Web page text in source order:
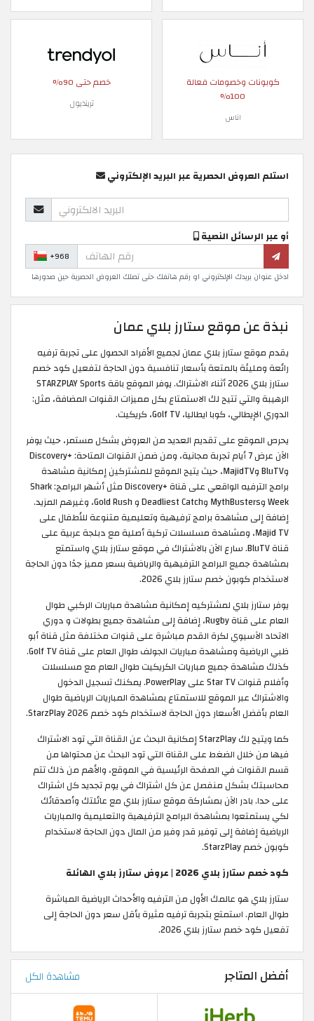
كوبونات وخصومات فعالة
100%
اناس
خصم حتى 90%
ترينديول
استلم العروض الحصرية عبر البريد الإلكتروني
أو عبر الرسائل النصية
+968
ادخل عنوان بريدك الإلكتروني او رقم هاتفك حتى تصلك العروض الحصرية حين صدورها
نبذة عن موقع ستارز بلاي عمان
يقدم موقع ستارز بلاي عمان لجميع الأفراد الحصول على تجربة ترفيه
رائعة ومليئة بالمتعة بأسعار تنافسية دون الحاجة لتفعيل كود خصم
ستارز بلاي 2026 أثناء الاشتراك. يوفر الموقع باقة STARZPLAY Sports
الرهيبة والتي تتيح لك الاستمتاع بكل مميزات القنوات المضافة، مثل:
الدوري الإيطالي، كوبا ايطاليا، Golf TV، كريكيت.
يحرص الموقع على تقديم العديد من العروض بشكل مستمر، حيث يوفر
الآن عرض 7 أيام تجربة مجانية، ومن ضمن القنوات المتاحة: +Discovery
وBluTV وMajidTV، حيث يتيح الموقع للمشتركين إمكانية مشاهدة
برامج الترفيه الواقعي على قناة +Discovery مثل أشهر البرامج: Shark
Week وMythBusters وDeadliest Catch و Gold Rush، وغيرهم المزيد.
إضافة إلى مشاهدة برامج ترفيهية وتعليمية متنوعة للأطفال على
Majid TV، ومشاهدة مسلسلات تركية أصلية مع دبلجة عربية على
قناة BluTV. سارع الآن بالاشتراك في موقع ستارز بلاي واستمتع
بمشاهدة جميع البرامج الترفيهية والرياضية بسعر مميز جدًا دون الحاجة
لاستخدام كوبون خصم ستارز بلاي 2026.
يوفر ستارز بلاي لمشتركيه إمكانية مشاهدة مباريات الركبي طوال
العام على قناة Rugby، إضافة إلى مشاهدة جميع بطولات و دوري
الاتحاد الآسيوي لكرة القدم مباشرة على قنوات مختلفة مثل قناة أبو
ظبي الرياضية ومشاهدة مباريات الجولف طوال العام على قناة Golf TV.
كذلك مشاهدة جميع مباريات الكريكيت طوال العام مع مسلسلات
وأفلام قنوات Star TV على PowerPlay. يمكنك تسجيل الدخول
والاشتراك عبر الموقع للاستمتاع بمشاهدة المباريات الرياضية طوال
العام بأفضل الأسعار دون الحاجة لاستخدام كود خصم StarzPlay 2026.
كما ويتيح لك StarzPlay إمكانية البحث عن القناة التي تود الاشتراك
فيها من خلال الضغط على القناة التي تود البحث عن محتواها من
قسم القنوات في الصفحة الرئيسية في الموقع، والأهم من ذلك تتم
محاسبتك بشكل منفصل عن كل اشتراك في يوم تجديد كل اشتراك
على حدا. بادر الآن بمشاركة موقع ستارز بلاي مع عائلتك وأصدقائك
لكي يستمتعوا بمشاهدة البرامج الترفيهية والتعليمية والمباريات
الرياضية إضافة إلى توفير قدر وفير من المال دون الحاجة لاستخدام
كوبون خصم StarzPlay.
كود خصم ستارز بلاي 2026 | عروض ستارز بلاي الهائلة
ستارز بلاي هو عالمك الأول من الترفيه والأحداث الرياضية المباشرة
طوال العام. استمتع بتجربة ترفيه مثيرة بأقل سعر دون الحاجة إلى
تفعيل كود خصم ستارز بلاي 2026.
أفضل المتاجر مشاهدة الكل